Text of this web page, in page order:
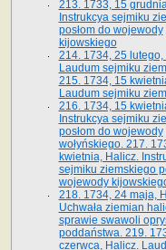
213. 1733, 15
Instrukcya sejmiku
posłom do wojewody
kijowskiego
214. 1734, 25 lutego,
Laudum sejmiku
215. 1734, 15
Laudum sejmiku
216. 1734, 15
Instrukcya sejmiku
posłom do wojewody
wołyńskiego. 217.
kwietnia, Halicz.
sejmiku ziemskiego
wojewody
218. 1734, 24 maja,
Uchwała ziemian
sprawie swawoli
poddaństwa. 219.
czerwca, Halicz.